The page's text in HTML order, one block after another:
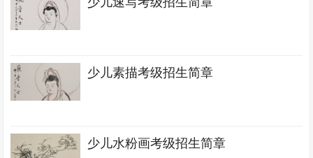
少儿素描考级招生简章
少儿水粉画考级招生简章